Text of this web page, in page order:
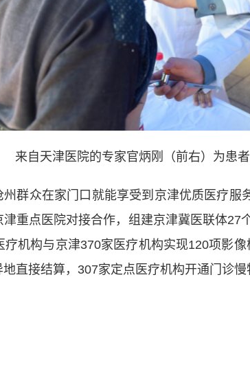
来自天津医院的专家官炳刚（前右）为患
众在家门口就能享受到京津优质医疗服
重点医院对接合作，组建京津冀医联体27
疗机构与京津370家医疗机构实现120项影
直接结算，307家定点医疗机构开通门诊慢